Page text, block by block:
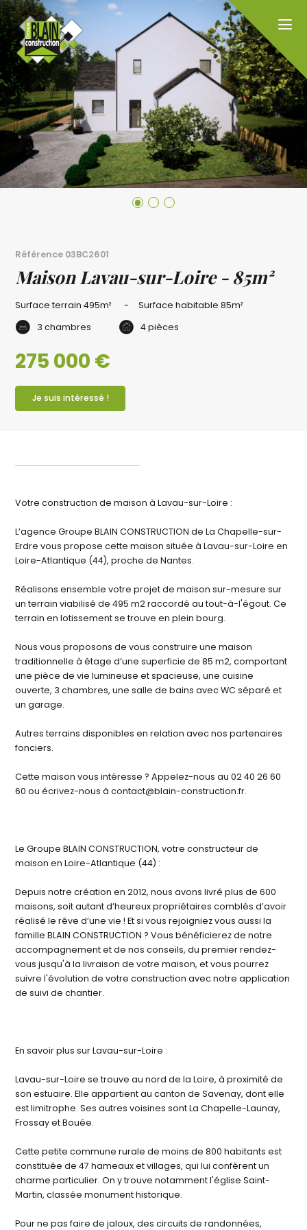
Référence 03BC2601
Maison Lavau-sur-Loire - 85m²
Surface terrain495m² Surface habitable85m²
3 chambres
4 pièces
275 000 €
Je suis intéressé !
Votre construction de maison à Lavau-sur-Loire :
L’agence Groupe BLAIN CONSTRUCTION de La Chapelle-sur-
Erdre vous propose cette maison située à Lavau-sur-Loire en
Loire-Atlantique (44), proche de Nantes.
Réalisons ensemble votre projet de maison sur-mesure sur
un terrain viabilisé de 495 m2 raccordé au tout-à-l'égout. Ce
terrain en lotissement se trouve en plein bourg.
Nous vous proposons de vous construire une maison
traditionnelle à étage d’une superficie de 85 m2, comportant
une pièce de vie lumineuse et spacieuse, une cuisine
ouverte, 3 chambres, une salle de bains avec WC séparé et
un garage.
Autres terrains disponibles en relation avec nos partenaires
fonciers.
Cette maison vous intéresse ? Appelez-nous au 02 40 26 60
60 ou écrivez-nous à contact@blain-construction.fr.
Le Groupe BLAIN CONSTRUCTION, votre constructeur de
maison en Loire-Atlantique (44) :
Depuis notre création en 2012, nous avons livré plus de 600
maisons, soit autant d’heureux propriétaires comblés d’avoir
réalisé le rêve d’une vie ! Et si vous rejoigniez vous aussi la
famille BLAIN CONSTRUCTION ? Vous bénéficierez de notre
accompagnement et de nos conseils, du premier rendez-
vous jusqu'à la livraison de votre maison, et vous pourrez
suivre l'évolution de votre construction avec notre application
de suivi de chantier.
En savoir plus sur Lavau-sur-Loire :
Lavau-sur-Loire se trouve au nord de la Loire, à proximité de
son estuaire. Elle appartient au canton de Savenay, dont elle
est limitrophe. Ses autres voisines sont La Chapelle-Launay,
Frossay et Bouée.
Cette petite commune rurale de moins de 800 habitants est
constituée de 47 hameaux et villages, qui lui confèrent un
charme particulier. On y trouve notamment l'église Saint-
Martin, classée monument historique.
Pour ne pas faire de jaloux, des circuits de randonnées,